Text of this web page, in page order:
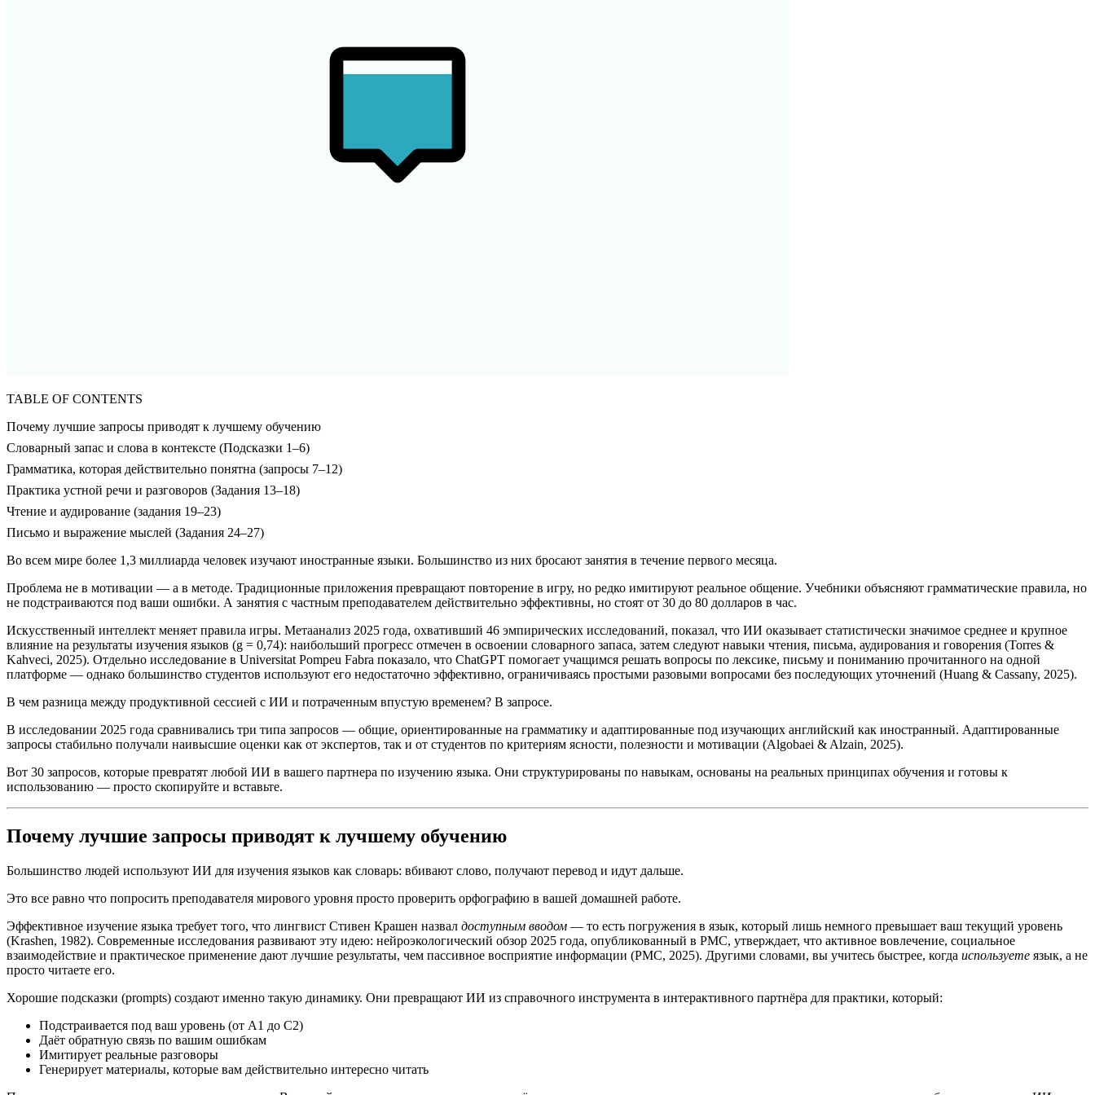
TABLE OF CONTENTS
Почему лучшие запросы приводят к лучшему обучению
Словарный запас и слова в контексте (Подсказки 1–6)
Грамматика, которая действительно понятна (запросы 7–12)
Практика устной речи и разговоров (Задания 13–18)
Чтение и аудирование (задания 19–23)
Письмо и выражение мыслей (Задания 24–27)
Во всем мире более 1,3 миллиарда человек изучают иностранные языки. Большинство из них бросают занятия в течение первого месяца.
Проблема не в мотивации — а в методе. Традиционные приложения превращают повторение в игру, но редко имитируют реальное общение. Учебники объясняют грамматические правила, но
не подстраиваются под ваши ошибки. А занятия с частным преподавателем действительно эффективны, но стоят от 30 до 80 долларов в час.
Искусственный интеллект меняет правила игры. Метаанализ 2025 года, охвативший 46 эмпирических исследований, показал, что ИИ оказывает статистически значимое среднее и крупное
влияние на результаты изучения языков (g = 0,74): наибольший прогресс отмечен в освоении словарного запаса, затем следуют навыки чтения, письма, аудирования и говорения (Torres &
Kahveci, 2025). Отдельно исследование в Universitat Pompeu Fabra показало, что ChatGPT помогает учащимся решать вопросы по лексике, письму и пониманию прочитанного на одной
платформе — однако большинство студентов используют его недостаточно эффективно, ограничиваясь простыми разовыми вопросами без последующих уточнений (Huang & Cassany, 2025).
В чем разница между продуктивной сессией с ИИ и потраченным впустую временем? В запросе.
В исследовании 2025 года сравнивались три типа запросов — общие, ориентированные на грамматику и адаптированные под изучающих английский как иностранный. Адаптированные
запросы стабильно получали наивысшие оценки как от экспертов, так и от студентов по критериям ясности, полезности и мотивации (Algobaei & Alzain, 2025).
Вот 30 запросов, которые превратят любой ИИ в вашего партнера по изучению языка. Они структурированы по навыкам, основаны на реальных принципах обучения и готовы к
использованию — просто скопируйте и вставьте.
Почему лучшие запросы приводят к лучшему обучению
Большинство людей используют ИИ для изучения языков как словарь: вбивают слово, получают перевод и идут дальше.
Это все равно что попросить преподавателя мирового уровня просто проверить орфографию в вашей домашней работе.
Эффективное изучение языка требует того, что лингвист Стивен Крашен назвал доступным вводом — то есть погружения в язык, который лишь немного превышает ваш текущий уровень
(Krashen, 1982). Современные исследования развивают эту идею: нейроэкологический обзор 2025 года, опубликованный в PMC, утверждает, что активное вовлечение, социальное
взаимодействие и практическое применение дают лучшие результаты, чем пассивное восприятие информации (PMC, 2025). Другими словами, вы учитесь быстрее, когда используете язык, а не
просто читаете его.
Хорошие подсказки (prompts) создают именно такую динамику. Они превращают ИИ из справочного инструмента в интерактивного партнёра для практики, который:
Подстраивается под ваш уровень (от A1 до C2)
Даёт обратную связь по вашим ошибкам
Имитирует реальные разговоры
Генерирует материалы, которые вам действительно интересно читать